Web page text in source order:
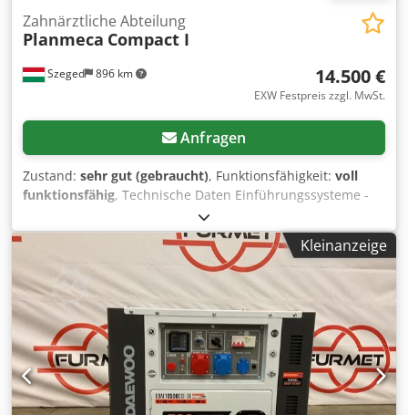
Szeged 896 km
Zahnärztliche Abteilung
Planmeca Compact I
14.500 €
EXW Festpreis zzgl. MwSt.
Anfragen
Zustand: sehr gut (gebraucht), Funktionsfähigkeit: voll
funktionsfähig, Technische Daten Einführungssysteme -
Stationäre Versorgung mit balancierten
Instrumentenarmen - Stationäre Versorgung mit
hängenden Schlauchinstrumenten Stromanschluss 100
VAC, 115 VAC. 220-240VAC Netzfrequenz 50/60 Hz
Wassereingangsdruck 300-900 kPa (43-130 psi)
Lufteingangsdruck 550-900 kPa (80-130 psi) Gewicht 130 kg
(290 lbs) Montage Zur Befestigung am Boden Chedpfeq
Hfhpjx Ap Eoa Rahmen Aluminiumgusslegierung Farbe
Weiß (RAL 9016), siehe Polstervarianten Ausgezeichneter
Zustand. Bitte schauen Sie sich auch unsere anderen
Angebote an.
Kleinanzeige